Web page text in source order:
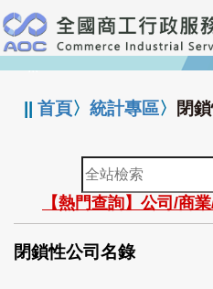
跳
到
主
要
:::
||首頁〉統計專區〉 閉
全
站
檢
索
【熱門查詢】公司/商
閉鎖性公司名錄